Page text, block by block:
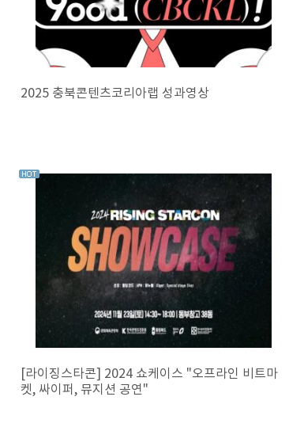
2025 충북콘텐츠코리아랩 성과영상
[라이징스타콘] 2024 쇼케이스 "오프라인 비트마
켓, 싸이퍼, 뮤지션 공연"